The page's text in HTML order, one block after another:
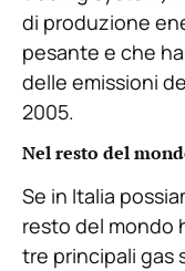
di produzione
pesante e che
delle emissioni
2005.
Nel resto del
Se in Italia
resto del mondo
tre principali gas